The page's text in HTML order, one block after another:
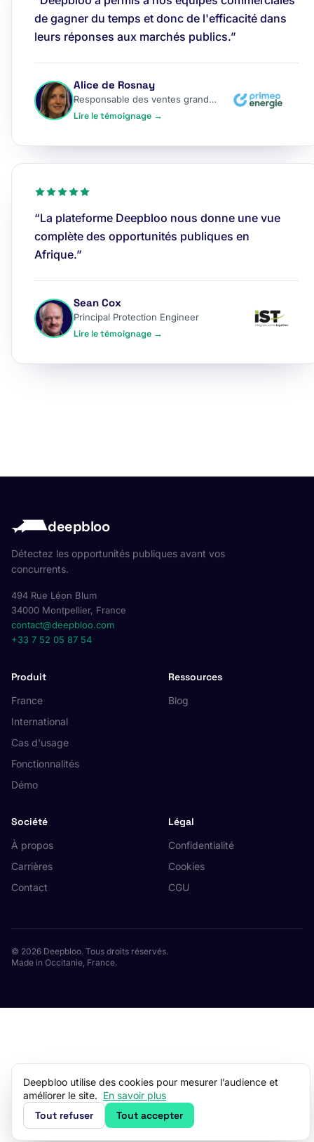
de gagner du temps et donc de l'efficacité dans
leurs réponses aux marchés publics.”
Alice de Rosnay
Responsable des ventes grands comptes
Lire le témoignage →
“La plateforme Deepbloo nous donne une vue
complète des opportunités publiques en
Afrique.”
Sean Cox
Principal Protection Engineer
Lire le témoignage →
deepbloo
Détectez les opportunités publiques avant vos
concurrents.
494 Rue Léon Blum
34000 Montpellier, France
contact@deepbloo.com
+33 7 52 05 87 54
Produit
France
International
Cas d'usage
Fonctionnalités
Démo
Ressources
Blog
Société
À propos
Carrières
Contact
Légal
Confidentialité
Cookies
CGU
© 2026 Deepbloo. Tous droits réservés.
Made in Occitanie, France.
Deepbloo utilise des cookies pour mesurer l’audience et
améliorer le site. En savoir plus
Tout refuser Tout accepter